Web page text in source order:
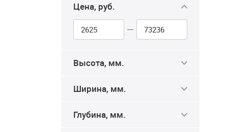
Цена, руб.
Высота, мм.
Ширина, мм.
Глубина, мм.